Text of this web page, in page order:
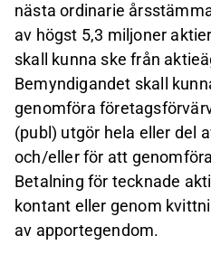
nästa ordinarie
av högst 5,3 miljoner
skall kunna ske från
Bemyndigandet skall
genomföra
(publ) utgör hela eller del
och/eller för att
Betalning för tecknade
kontant eller genom
av apportegendom.